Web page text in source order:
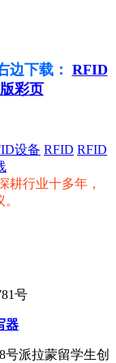
边下载： RFID
彩页
设备 RFID RFID
耕行业十多年，
号
器
派拉蒙留学生创